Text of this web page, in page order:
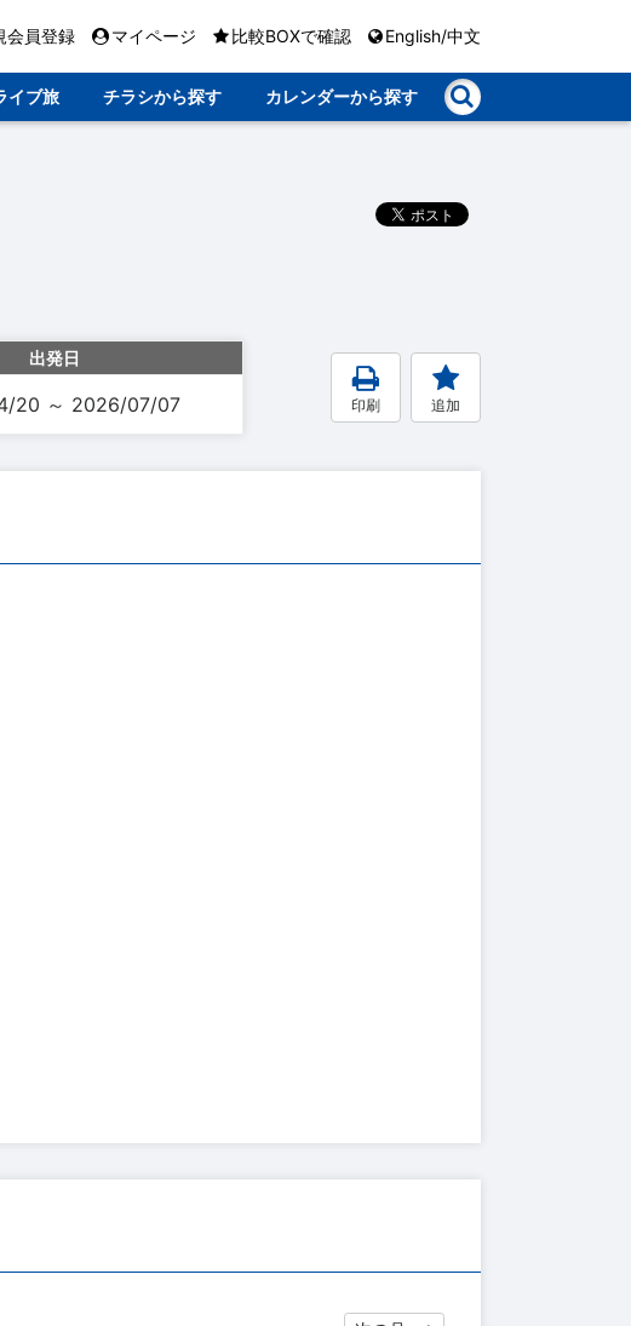
会員登録 マイページ 比較BOXで確認 English/中文
イブ旅 チラシから探す カレンダーから探す
出発日
20 ～ 2026/07/07 印刷 追加